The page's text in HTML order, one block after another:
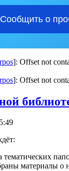
Сообщить о
]: Offset not
]: Offset not
тематических
материалы о